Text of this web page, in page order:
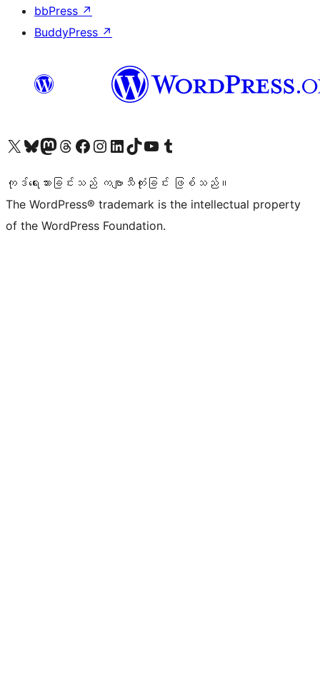
bbPress ↗
BuddyPress ↗
ကျွန်ုပ်တို့၏ X (ယခင် Twitter) အကောင့်သို့ သွားရောက်ကြည့်ရှုပါကျွန်ုပ်တို့၏ Bluesky အကောင့်သို့ ဝင်ရောက်ကြည့်ရှုရန်
ကျွန်ုပ်တို့၏ Mastodon အကောင့်သို့ သွားရောက်ကြည့်ရှုပါကျွန်ုပ်တို့၏ Threads အကောင့်သို့ ဝင်ရောက်ကြည့်ရှုရန်
ကျွန်ုပ်တို့၏ Facebook စာမျက်နှာသို့ သွားရောက်ကြည့်ရှုပါကျွန်ုပ်တို့၏ Instagram အကောင့်သို့ သွားရောက်ကြည့်ရှုပါ ကျွန်ုပ်တို့၏ LinkedIn အကောင့်သို့ သွားရောက်ကြည့်ရှုပါကျွန်ုပ်တို့၏ TikTok အကောင့်သို့ ဝင်ရောက်ကြည့်ရှုရန်
ကျွန်ုပ်တို့၏ YouTube ချန်နယ်သို့ သွားရောက်ကြည့်ရှုပါ ကျွန်ုပ်တို့၏ Tumblr အကောင့်သို့ ဝင်ရောက်ကြည့်ရှုရန်
ကုဒ်ရေးသားခြင်းသည် ကဗျာသီကုံးခြင်း ဖြစ်သည်။
The WordPress® trademark is the intellectual property
of the WordPress Foundation.